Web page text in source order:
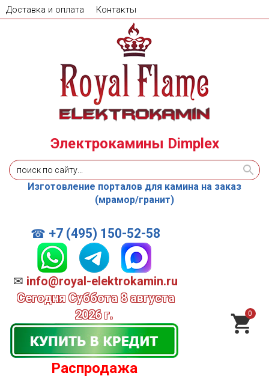
Доставка и оплата Контакты
☎ +7 (495) 150-52-58
✉ info@royal-elektrokamin.ru
Сегодня Суббота 8 августа
2026 г.
Распродажа
Электрокамины Dimplex
Изготовление порталов для камина на заказ
(мрамор/гранит)
0